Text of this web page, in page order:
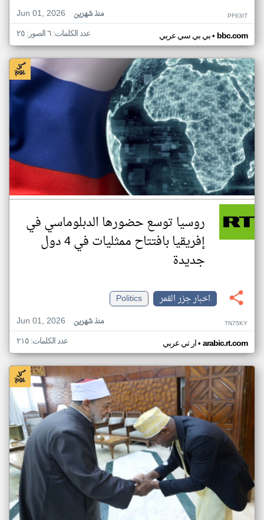
Jun 01, 2026
منذ شهرين PF63IT
بي بي سي عربي• bbc.com عدد الكلمات: ٦ الصور: ٢٥
روسيا توسع حضورها الدبلوماسي في
إفريقيا بافتتاح ممثليات في 4 دول
جديدة
اخبار جزر القمر
Politics
Jun 01, 2026
منذ شهرين TN75KY
ار تي عربي• arabic.rt.com عدد الكلمات: ٢١٥